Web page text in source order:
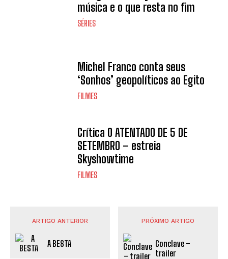
música e o que resta no fim
SÉRIES
Michel Franco conta seus
‘Sonhos’ geopolíticos ao Egito
FILMES
Crítica O ATENTADO DE 5 DE
SETEMBRO – estreia
Skyshowtime
FILMES
ARTIGO ANTERIOR
A BESTA
PRÓXIMO ARTIGO
Conclave –
trailer